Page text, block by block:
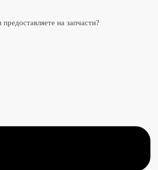
на запчасти?